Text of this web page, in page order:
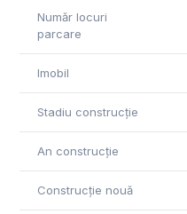
Număr locuri
parcare
Imobil
Stadiu construcție
An construcție
Construcție nouă